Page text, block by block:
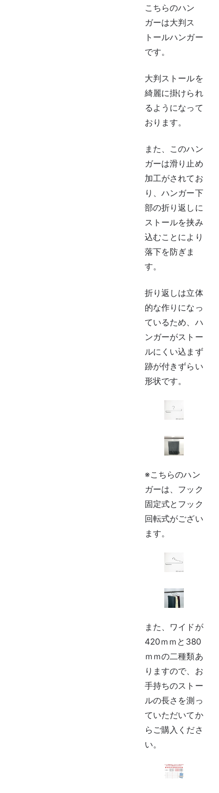
こちらのハン
ガーは大判ス
トールハンガー
です。
大判ストールを
綺麗に掛けられ
るようになって
おります。
また、このハン
ガーは滑り止め
加工がされてお
り、ハンガー下
部の折り返しに
ストールを挟み
込むことにより
落下を防ぎま
す。
折り返しは立体
的な作りになっ
ているため、ハ
ンガーがストー
ルにくい込まず
跡が付きずらい
形状です。
※こちらのハン
ガーは、フック
固定式とフック
回転式がござい
ます。
また、ワイドが
420ｍｍと380
ｍｍの二種類あ
りますので、お
手持ちのストー
ルの長さを測っ
ていただいてか
らご購入くださ
い。